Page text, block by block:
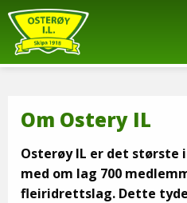
Om Ostery IL
Osterøy IL er det
med om lag 700
fleiridrettslag. Dette